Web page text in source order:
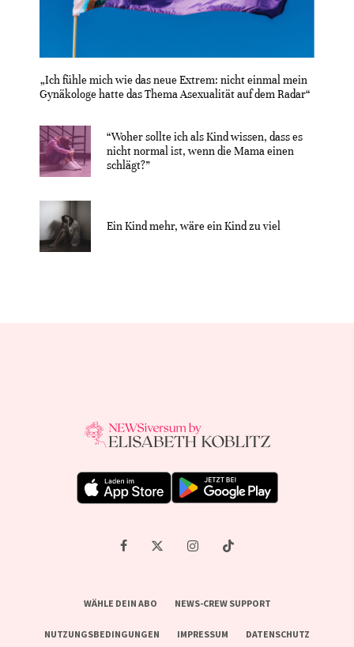
„Ich fühle mich wie das neue Extrem: nicht einmal mein
Gynäkologe hatte das Thema Asexualität auf dem Radar“
“Woher sollte ich als Kind wissen, dass es
nicht normal ist, wenn die Mama einen
schlägt?”
Ein Kind mehr, wäre ein Kind zu viel
WÄHLE DEIN ABO NEWS-CREW SUPPORT
NUTZUNGSBEDINGUNGEN IMPRESSUM DATENSCHUTZ